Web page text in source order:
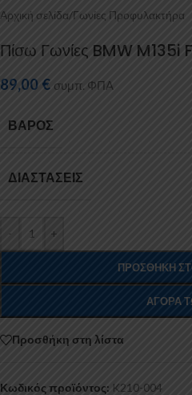
Αρχική σελίδα/Γωνίες Προφυλακτήρα
Πίσω Γωνίες BMW M135i
89,00 € συμπ. ΦΠΑ
ΒΆΡΟΣ
ΔΙΑΣΤΆΣΕΙΣ
- +
ΠΡΟΣΘΉΚΗ
ΑΓΟΡΆ
Προσθήκη στη λίστα
Κωδικός προϊόντος: K210-004